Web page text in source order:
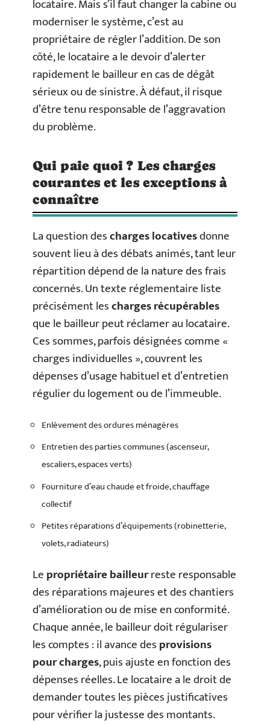
locataire. Mais s’il faut changer la cabine ou
moderniser le système, c’est au
propriétaire de régler l’addition. De son
côté, le locataire a le devoir d’alerter
rapidement le bailleur en cas de dégât
sérieux ou de sinistre. À défaut, il risque
d’être tenu responsable de l’aggravation
du problème.
Qui paie quoi ? Les charges
courantes et les exceptions à
connaître
La question descharges locativesdonne
souvent lieu à des débats animés, tant leur
répartition dépend de la nature des frais
concernés. Un texte réglementaire liste
précisément lescharges récupérables
que le bailleur peut réclamer au locataire.
Ces sommes, parfois désignées comme «
charges individuelles », couvrent les
dépenses d’usage habituel et d’entretien
régulier du logement ou de l’immeuble.
Enlèvement des ordures ménagères
Entretien des parties communes (ascenseur,
escaliers, espaces verts)
Fourniture d’eau chaude et froide, chauffage
collectif
Petites réparations d’équipements (robinetterie,
volets, radiateurs)
Lepropriétaire bailleurreste responsable
des réparations majeures et des chantiers
d’amélioration ou de mise en conformité.
Chaque année, le bailleur doit régulariser
les comptes : il avance desprovisions
pour charges, puis ajuste en fonction des
dépenses réelles. Le locataire a le droit de
demander toutes les pièces justificatives
pour vérifier la justesse des montants.